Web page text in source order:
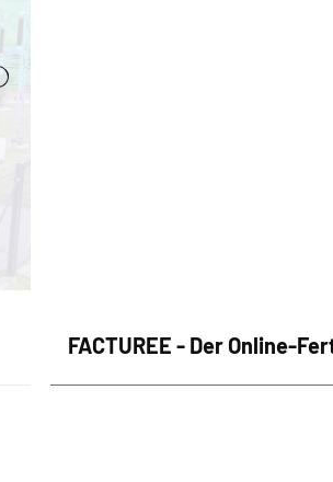
FACTUREE - Der Online-